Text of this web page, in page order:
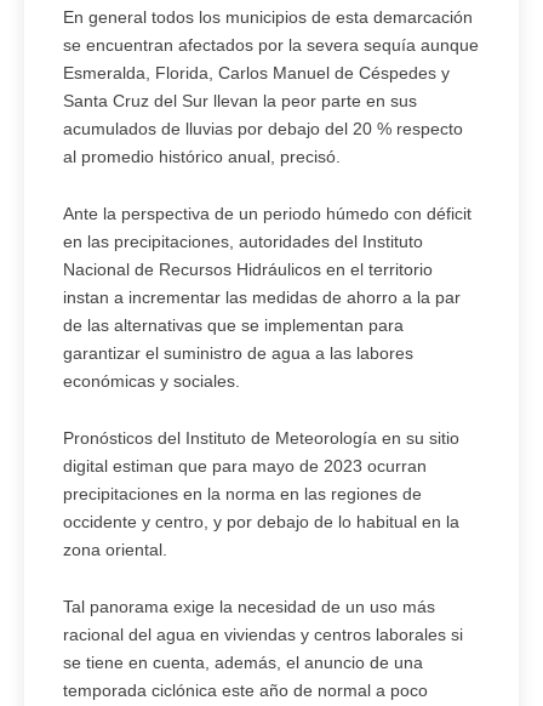
En general todos los municipios de esta demarcación
se encuentran afectados por la severa sequía aunque
Esmeralda, Florida, Carlos Manuel de Céspedes y
Santa Cruz del Sur llevan la peor parte en sus
acumulados de lluvias por debajo del 20 % respecto
al promedio histórico anual, precisó.
Ante la perspectiva de un periodo húmedo con déficit
en las precipitaciones, autoridades del Instituto
Nacional de Recursos Hidráulicos en el territorio
instan a incrementar las medidas de ahorro a la par
de las alternativas que se implementan para
garantizar el suministro de agua a las labores
económicas y sociales.
Pronósticos del Instituto de Meteorología en su sitio
digital estiman que para mayo de 2023 ocurran
precipitaciones en la norma en las regiones de
occidente y centro, y por debajo de lo habitual en la
zona oriental.
Tal panorama exige la necesidad de un uso más
racional del agua en viviendas y centros laborales si
se tiene en cuenta, además, el anuncio de una
temporada ciclónica este año de normal a poco